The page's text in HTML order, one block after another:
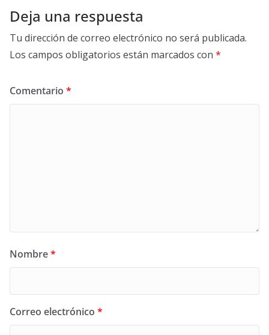
Deja una respuesta
Tu dirección de correo electrónico no será publicada.
Los campos obligatorios están marcados con *
Comentario *
Nombre*
Correo electrónico *